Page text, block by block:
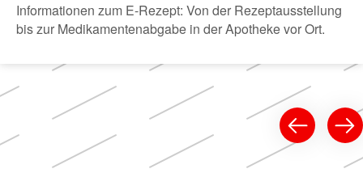
Informationen zum E-Rezept: Von der Rezeptausstellung
bis zur Medikamentenabgabe in der Apotheke vor Ort.